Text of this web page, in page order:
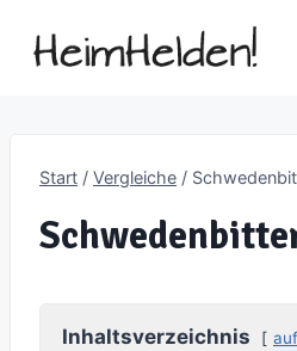
Inhalt
Start / Vergleiche /
Inhaltsverzeichnis